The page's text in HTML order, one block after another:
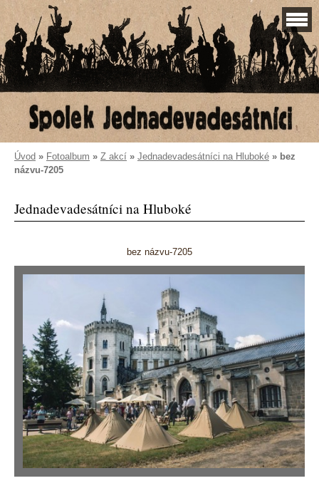
Úvod » Fotoalbum » Z akcí » Jednadevadesátníci na Hluboké » bez
názvu-7205
Jednadevadesátníci na Hluboké
bez názvu-7205